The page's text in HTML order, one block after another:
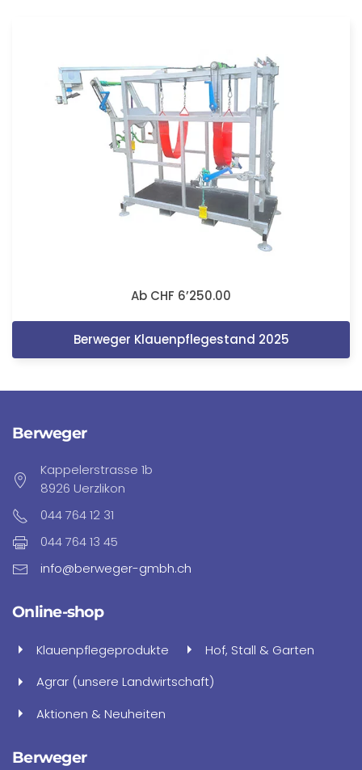
Ab CHF 6’250.00
Berweger Klauenpflegestand 2025
Berweger
Kappelerstrasse 1b
8926 Uerzlikon
044 764 12 31
044 764 13 45
info@berweger-gmbh.ch
Online-shop
Klauenpflegeprodukte
Hof, Stall & Garten
Agrar (unsere Landwirtschaft)
Aktionen & Neuheiten
Berweger